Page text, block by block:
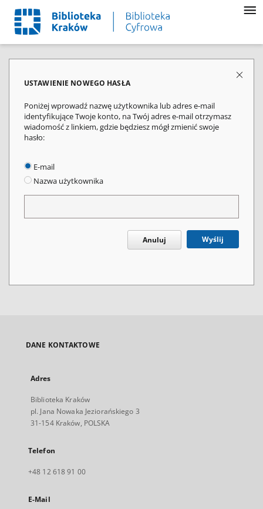
USTAWIENIE NOWEGO HASŁA
Poniżej wprowadź nazwę użytkownika lub adres e-mail
identyfikujące Twoje konto, na Twój adres e-mail otrzymasz
wiadomość z linkiem, gdzie będziesz mógł zmienić swoje
hasło:
E-mail
Nazwa użytkownika
Anuluj Wyślij
DANE KONTAKTOWE
Adres
Biblioteka Kraków
pl. Jana Nowaka Jeziorańskiego 3
31-154 Kraków, POLSKA
Telefon
+48 12 618 91 00
E-Mail